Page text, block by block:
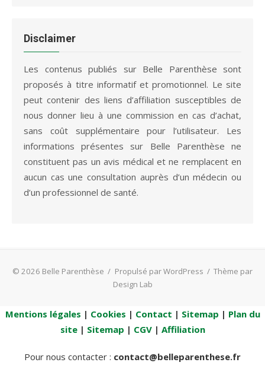
84,95 €.
Disclaimer
Les contenus publiés sur Belle Parenthèse sont
proposés à titre informatif et promotionnel. Le site
peut contenir des liens d’affiliation susceptibles de
nous donner lieu à une commission en cas d’achat,
sans coût supplémentaire pour l’utilisateur. Les
informations présentes sur Belle Parenthèse ne
constituent pas un avis médical et ne remplacent en
aucun cas une consultation auprès d’un médecin ou
d’un professionnel de santé.
© 2026 Belle Parenthèse / Propulsé par WordPress / Thème par
Design Lab
Mentions légales | Cookies | Contact | Sitemap | Plan du
site| Sitemap | CGV| Affiliation
Pour nous contacter : contact@belleparenthese.fr